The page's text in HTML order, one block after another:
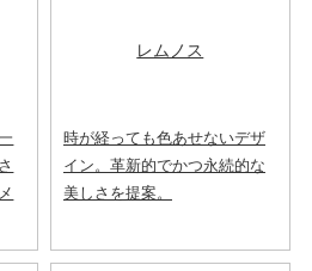
レムノス
時が経っても色あせないデザ
イン。革新的でかつ永続的な
美しさを提案。